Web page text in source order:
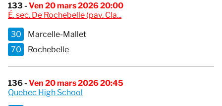
133 -Ven 20 mars 2026 20:00
É. sec. De Rochebelle (pav. Cla...
30
Marcelle-Mallet
70
Rochebelle
136 -Ven 20 mars 2026 20:45
Quebec High School